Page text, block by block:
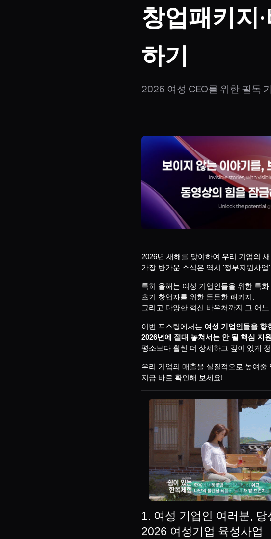
창업패키지
하기
2026 여성 CEO를 위한 필독
2026년 새해를 맞이하여 우리 기업의
가장 반가운 소식은 역시 '정부지원사업
특히 올해는 여성 기업인들을 위한 특화
초기 창업자를 위한 든든한 패키지,
그리고 다양한 혁신 바우처까지 그 어
이번 포스팅에서는 여성 기업인들을 향
2026년에 절대 놓쳐서는 안 될 핵심 지
평소보다 훨씬 더 상세하고 깊이 있게
우리 기업의 매출을 실질적으로 높여줄
지금 바로 확인해 보세요!
1. 여성 기업인 여러분,
2026 여성기업 육성사업